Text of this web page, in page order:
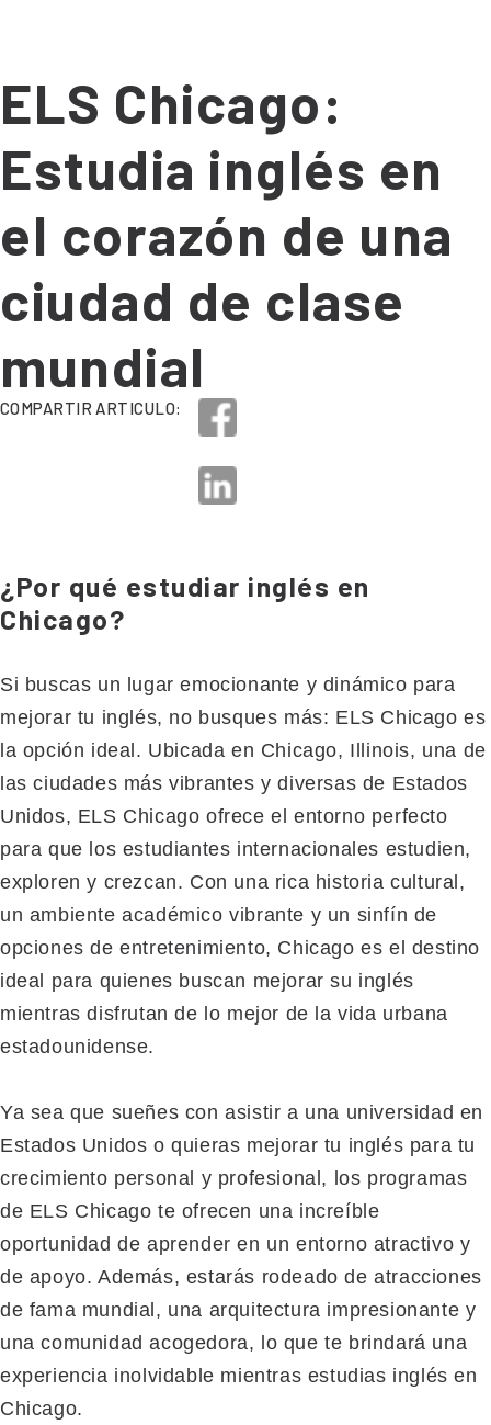
ELS Chicago:
Estudia inglés en
el corazón de una
ciudad de clase
mundial
COMPARTIR ARTICULO:
¿Por qué estudiar inglés en
Chicago?
Si buscas un lugar emocionante y dinámico para
mejorar tu inglés, no busques más: ELS Chicago es
la opción ideal. Ubicada en Chicago, Illinois, una de
las ciudades más vibrantes y diversas de Estados
Unidos, ELS Chicago ofrece el entorno perfecto
para que los estudiantes internacionales estudien,
exploren y crezcan. Con una rica historia cultural,
un ambiente académico vibrante y un sinfín de
opciones de entretenimiento, Chicago es el destino
ideal para quienes buscan mejorar su inglés
mientras disfrutan de lo mejor de la vida urbana
estadounidense.
Ya sea que sueñes con asistir a una universidad en
Estados Unidos o quieras mejorar tu inglés para tu
crecimiento personal y profesional, los programas
de ELS Chicago te ofrecen una increíble
oportunidad de aprender en un entorno atractivo y
de apoyo. Además, estarás rodeado de atracciones
de fama mundial, una arquitectura impresionante y
una comunidad acogedora, lo que te brindará una
experiencia inolvidable mientras estudias inglés en
Chicago.